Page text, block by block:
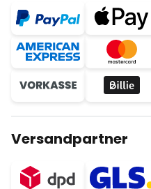
Versandpartner